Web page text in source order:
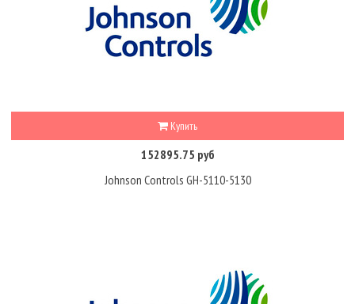
Купить
152895.75 руб
Johnson Controls GH-5110-5130